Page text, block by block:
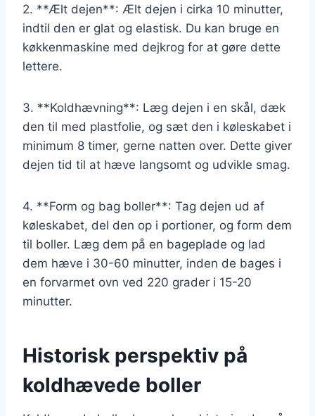
2. **Ælt dejen**: Ælt dejen i cirka 10 minutter,
indtil den er glat og elastisk. Du kan bruge en
køkkenmaskine med dejkrog for at gøre dette
lettere.
3. **Koldhævning**: Læg dejen i en skål, dæk
den til med plastfolie, og sæt den i køleskabet i
minimum 8 timer, gerne natten over. Dette giver
dejen tid til at hæve langsomt og udvikle smag.
4. **Form og bag boller**: Tag dejen ud af
køleskabet, del den op i portioner, og form dem
til boller. Læg dem på en bageplade og lad
dem hæve i 30-60 minutter, inden de bages i
en forvarmet ovn ved 220 grader i 15-20
minutter.
Historisk perspektiv på
koldhævede boller